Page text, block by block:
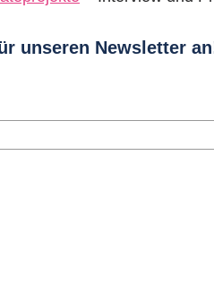
unseren Newsletter